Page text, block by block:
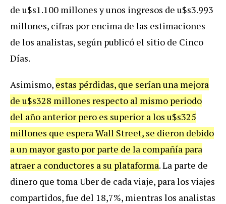
de u$s1.100 millones y unos ingresos de u$s3.993
millones, cifras por encima de las estimaciones
de los analistas, según publicó el sitio de Cinco
Días.
Asimismo, estas pérdidas, que serían una mejora
de u$s328 millones respecto al mismo periodo
del año anterior pero es superior a los u$s325
millones que espera Wall Street, se dieron debido
a un mayor gasto por parte de la compañía para
atraer a conductores a su plataforma. La parte de
dinero que toma Uber de cada viaje, para los viajes
compartidos, fue del 18,7%, mientras los analistas